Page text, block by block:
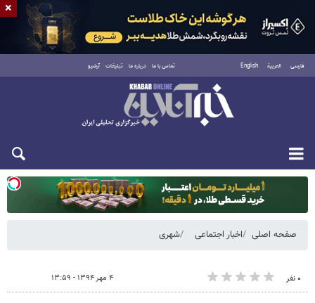
فارسی العربية English تماس با ما درباره ما تبلیغات آرشیو
یکشنبه ۱۸ مرداد ۱۴۰۵
صفحه اصلی اخبار اجتماعی شهری
۰ نفر ۴ مهر ۱۳۹۴ - ۱۳:۵۹
×